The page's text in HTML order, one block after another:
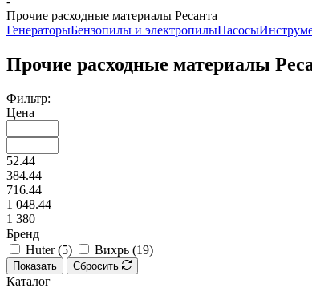
Прочие расходные материалы Ресанта
ГенераторыБензопилы и электропилыНасосы
Прочие расходные материалы
Фильтр:
Цена
52.44
384.44
716.44
1 048.44
1 380
Бренд
Huter (5) Вихрь (19)
Показать Сбросить
Каталог